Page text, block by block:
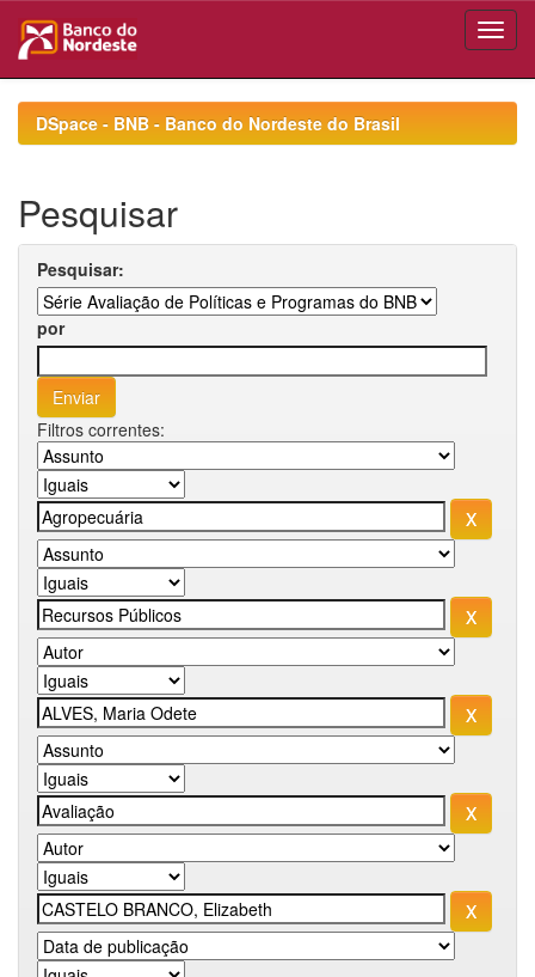
navigationDSpace - BNB - Banco do Nordeste do Brasil
Pesquisar
Pesquisar:
por
Filtros correntes: